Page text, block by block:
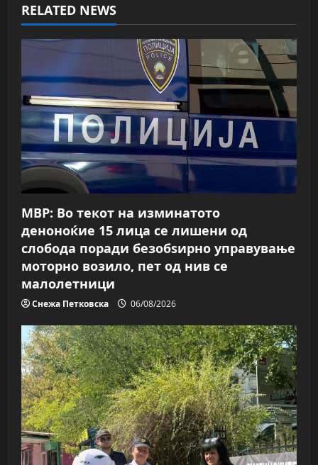
a
v
i
g
a
t
i
o
n
RELATED NEWS
МВР: Во текот на изминатото
деноноќие 15 лица се лишени од
слобода поради безобѕирно управување
моторно возило, пет од нив се
малолетници
Снежа Петковска 06/08/2026